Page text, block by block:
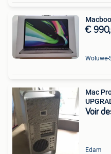
€
Woluwe-
Mac
Voir
Edam